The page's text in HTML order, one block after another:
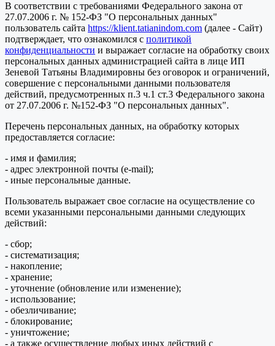
В соответствии с требованиями Федерального закона от
27.07.2006 г. № 152-ФЗ "О персональных данных"
пользователь сайта https://klient.tatianindom.com (далее - Сайт)
подтверждает, что ознакомился с политикой
конфиденциальности и выражает согласие на обработку своих
персональных данных администрацией сайта в лице ИП
Зеневой Татьяны Владимировны без оговорок и ограничений,
совершение с персональными данными пользователя
действий, предусмотренных п.3 ч.1 ст.3 Федерального закона
от 27.07.2006 г. №152-ФЗ "О персональных данных".
Перечень персональных данных, на обработку которых
предоставляется согласие:
- имя и фамилия;
- адрес электронной почты (e-mail);
- иные персональные данные.
Пользователь выражает свое согласие на осуществление со
всеми указанными персональными данными следующих
действий:
- сбор;
- систематизация;
- накопление;
- хранение;
- уточнение (обновление или изменение);
- использование;
- обезличивание;
- блокирование;
- уничтожение;
- а также осуществление любых иных действий с